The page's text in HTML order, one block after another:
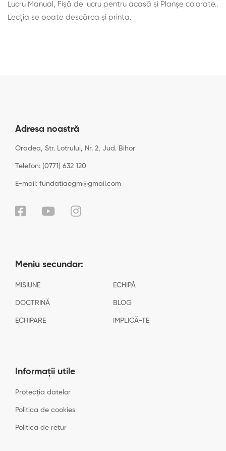
Lucru Manual, Fişă de lucru pentru acasă și Planșe colorate..
Lecţia se poate descărca şi printa.
Adresa noastră
Oradea, Str. Lotrului, Nr. 2, Jud. Bihor
Telefon: (0771) 632 120
E-mail: fundatiaegm@gmail.com
Meniu secundar:
MISIUNE ECHIPĂ
DOCTRINĂ BLOG
ECHIPARE IMPLICĂ-TE
Informații utile
Protecția datelor
Politica de cookies
Politica de retur